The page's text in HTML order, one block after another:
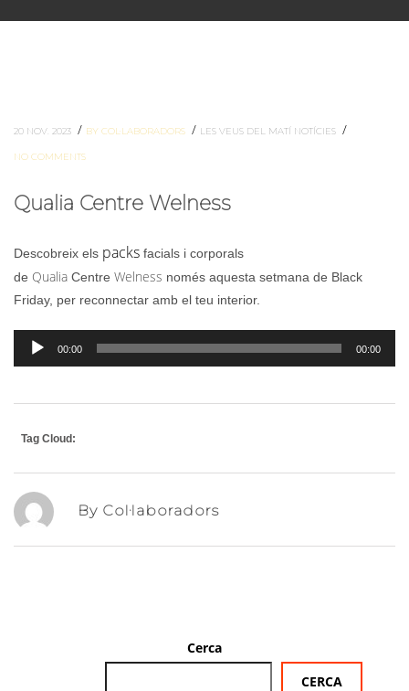
20 NOV. 2023 / BY COL·LABORADORS / LES VEUS DEL MATÍ NOTÍCIES /
NO COMMENTS
Qualia Centre Welness
Descobreix els packs facials i corporals
de Qualia Centre Welness només aquesta setmana de Black
Friday, per reconnectar amb el teu interior.
Reproductor
d'àudio
00:00 00:00
Tag Cloud:
By Col·laboradors
Cerca
CERCA